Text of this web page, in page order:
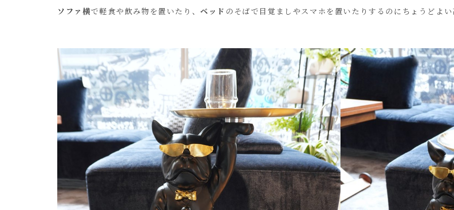
ソファ横で軽食や飲み物を置いたり、ベッド のそばで目覚ましやスマホを置いたりするのにちょうどよ